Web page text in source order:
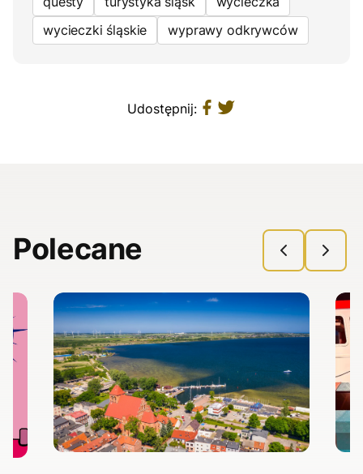
wycieczki śląskie
wyprawy odkrywców
Udostępnij:
Polecane